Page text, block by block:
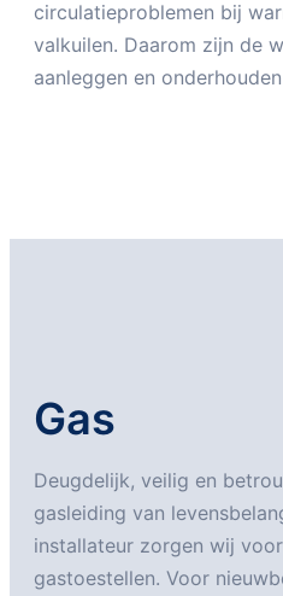
circulatieproblemen bij
valkuilen. Daarom zijn de
aanleggen en
Gas
Deugdelijk, veilig en
gasleiding van
installateur zorgen wij
gastoestellen. Voor